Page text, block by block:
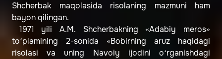
Shcherbak maqolasida risolaning mazmuni ham
bayon qilingan.
1971 yili A.M. Shcherbakning «Adabiy meros»
to‘plamining 2-sonida «Bobirning aruz haqidagi
risolasi va uning Navoiy ijodini o‘rganishdagi